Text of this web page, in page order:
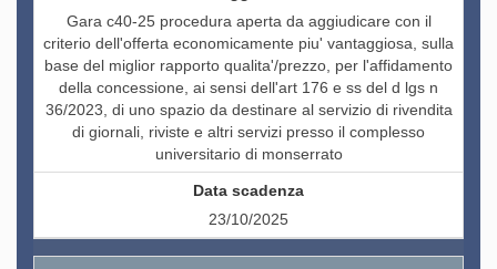
Gara c40-25 procedura aperta da aggiudicare con il
criterio dell'offerta economicamente piu' vantaggiosa, sulla
base del miglior rapporto qualita'/prezzo, per l'affidamento
della concessione, ai sensi dell'art 176 e ss del d lgs n
36/2023, di uno spazio da destinare al servizio di rivendita
di giornali, riviste e altri servizi presso il complesso
universitario di monserrato
23/10/2025